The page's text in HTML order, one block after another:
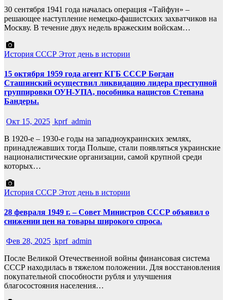
30 сентября 1941 года началась операция «Тайфун» –
решающее наступление немецко-фашистских захватчиков на
Москву. В течение двух недель вражеским войскам…
История СССР Этот день в истории
15 октября 1959 года агент КГБ СССР Богдан
Сташинский осуществил ликвидацию лидера преступной
группировки ОУН-УПА, пособника нацистов Степана
Бандеры.
Окт 15, 2025 kprf_admin
В 1920-е – 1930-е годы на западноукраинских землях,
принадлежавших тогда Польше, стали появляться украинские
националистические организации, самой крупной среди
которых…
История СССР Этот день в истории
28 февраля 1949 г. – Совет Министров СССР объявил о
снижении цен на товары широкого спроса.
Фев 28, 2025 kprf_admin
После Великой Отечественной войны финансовая система
СССР находилась в тяжелом положении. Для восстановления
покупательной способности рубля и улучшения
благосостояния населения…